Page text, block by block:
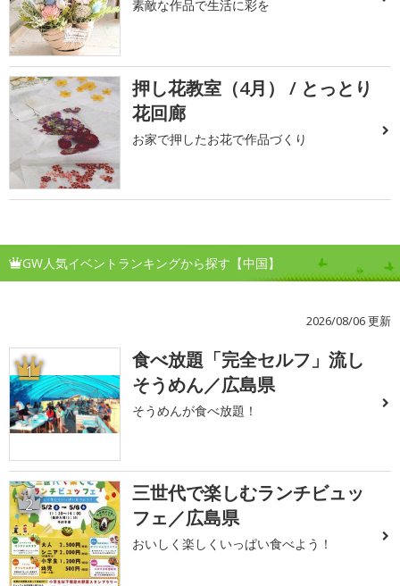
素敵な作品で生活に彩を
押し花教室（4月） / とっとり
花回廊
お家で押したお花で作品づくり
GW人気イベントランキングから探す【中国】
2026/08/06 更新
1
食べ放題「完全セルフ」流し
そうめん／広島県
そうめんが食べ放題！
2
三世代で楽しむランチビュッ
フェ／広島県
おいしく楽しくいっぱい食べよう！